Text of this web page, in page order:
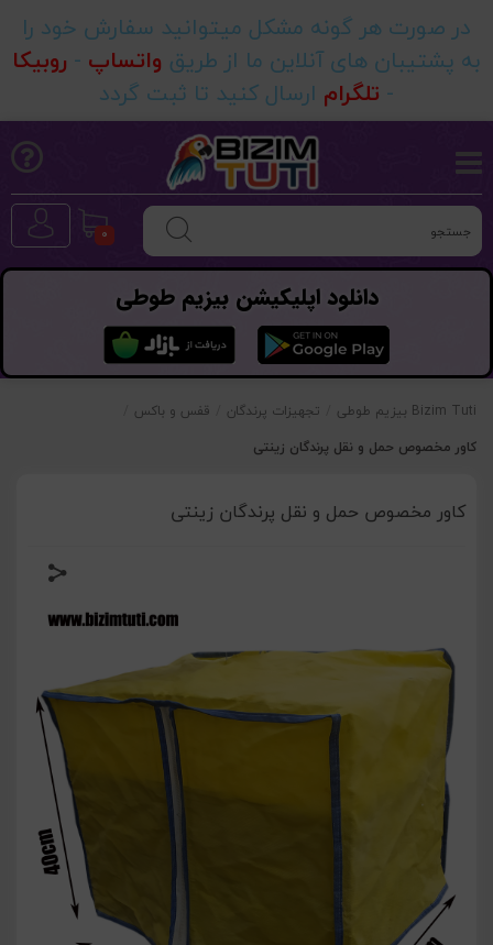
در صورت هر گونه مشکل میتوانید سفارش خود را
به پشتیبان های آنلاین ما از طریق واتساپ - روبیکا
- تلگرام ارسال کنید تا ثبت گردد
0
دانلود اپلیکیشن بیزیم طوطی
Bizim Tuti بیزیم طوطی تجهیزات پرندگان قفس و باکس
کاور مخصوص حمل و نقل پرندگان زینتی
کاور مخصوص حمل و نقل پرندگان زینتی